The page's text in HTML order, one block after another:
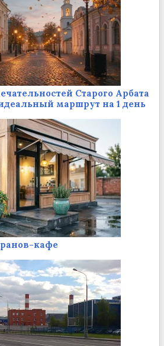
Старого Арбата
маршрут на 1 день
кафе